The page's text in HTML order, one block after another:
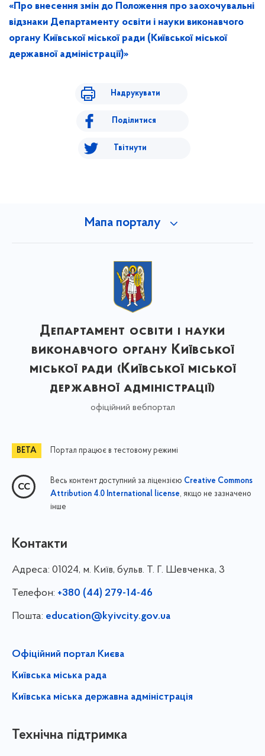
«Про внесення змін до Положення про заохочувальні
відзнаки Департаменту освіти і науки виконавчого
органу Київської міської ради (Київської міської
державної адміністрації)»
Надрукувати
Поділитися
Твітнути
Мапа порталу
Департамент освіти і науки
виконавчого органу Київської
міської ради (Київської міської
державної адміністрації)
офіційний вебпортал
Портал працює в тестовому режимі
Весь контент доступний за ліцензією Creative Commons
Attribution 4.0 International license, якщо не зазначено
інше
Контакти
Адреса: 01024, м. Київ, бульв. Т. Г. Шевченка, 3
Телефон: +380 (44) 279-14-46
Пошта: education@kyivcity.gov.ua
Офіційний портал Києва
Київська міська рада
Київська міська державна адміністрація
Технічна підтримка